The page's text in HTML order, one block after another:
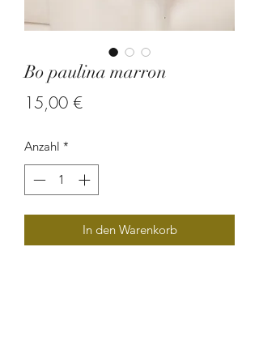
Bo paulina marron
15,00 €Preis
Anzahl *
In den Warenkorb